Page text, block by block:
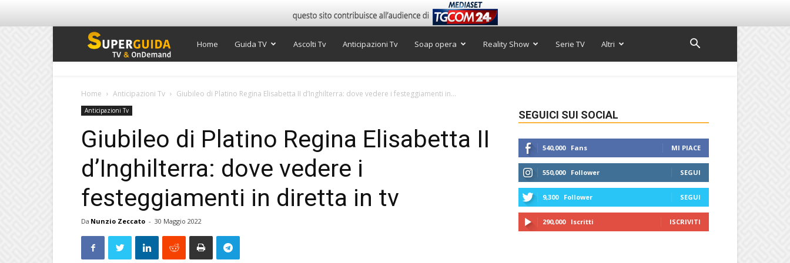
Super
Home Guida TV Ascolti Tv Anticipazioni Tv Soap opera Reality Show Serie TV Altri
Home Anticipazioni Tv Giubileo di Platino Regina Elisabetta II d’Inghilterra: dove vedere i festeggiamenti in...
Anticipazioni Tv
Giubileo di Platino Regina Elisabetta II
d’Inghilterra: dove vedere i
festeggiamenti in diretta in tv
Da Nunzio Zeccato - 30 Maggio 2022
SEGUICI SUI SOCIAL
540,000 Fans MI PIACE
550,000 Follower SEGUI
9,300 Follower SEGUI
290,000 Iscritti ISCRIVITI